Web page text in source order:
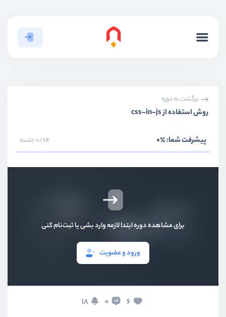
برگشت به دوره
روش استفاده از css-in-js
پیشرفت شما:٪0 0/64 جلسه
برای مشاهده دوره ابتدا لازمه وارد بشی یا ثبت‌نام کنی
ورود و عضویت
6
0
18